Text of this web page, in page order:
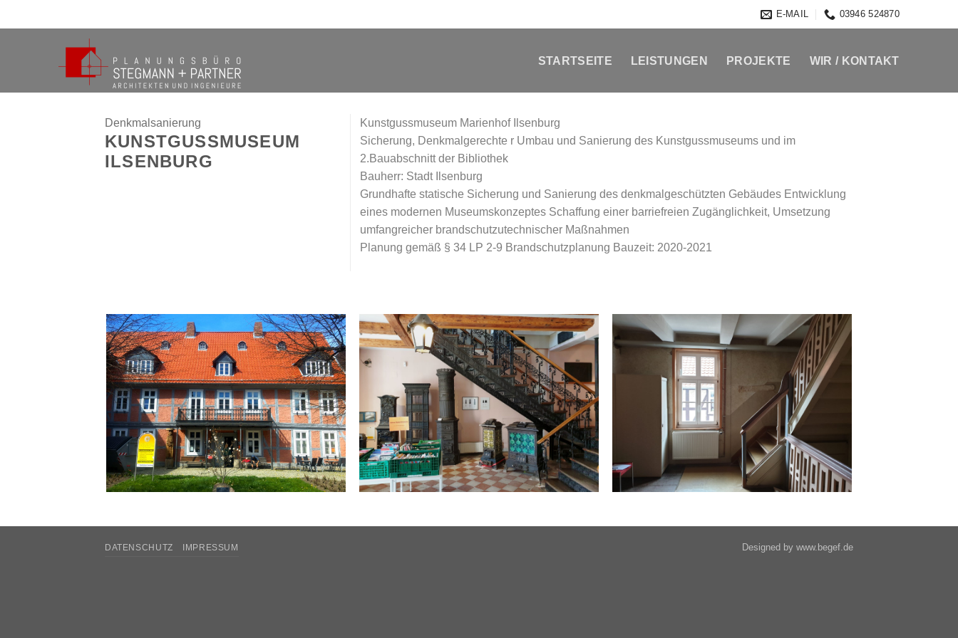
Inhalt
E-MAIL 03946 524870
STARTSEITE LEISTUNGEN PROJEKTE WIR / KONTAKT
Denkmalsanierung
KUNSTGUSSMUSEUM
ILSENBURG
Kunstgussmuseum Marienhof Ilsenburg
Sicherung, Denkmalgerechte r Umbau und Sanierung des Kunstgussmuseums und im
2.Bauabschnitt der Bibliothek
Bauherr: Stadt Ilsenburg
Grundhafte statische Sicherung und Sanierung des denkmalgeschützten Gebäudes Entwicklung
eines modernen Museumskonzeptes Schaffung einer barriefreien Zugänglichkeit, Umsetzung
umfangreicher brandschutzutechnischer Maßnahmen
Planung gemäß § 34 LP 2-9 Brandschutzplanung Bauzeit: 2020-2021
Designed by www.begef.de
DATENSCHUTZ IMPRESSUM